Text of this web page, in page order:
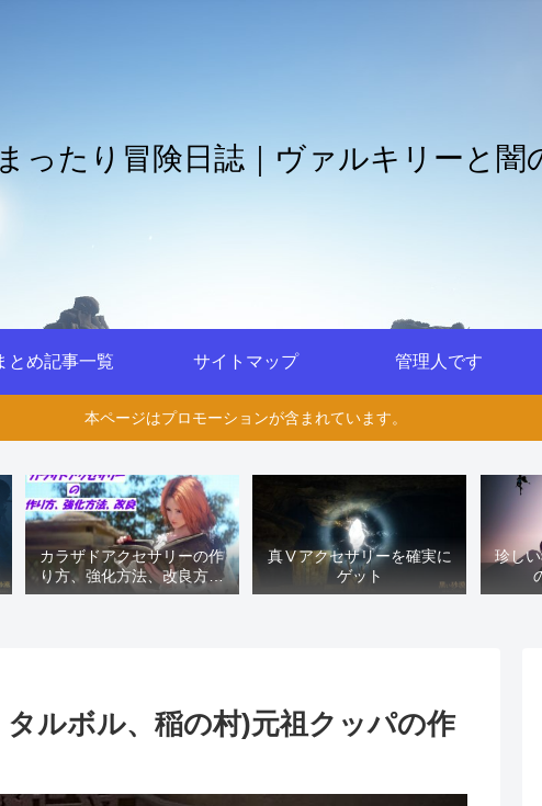
ったり冒険日誌｜ヴァルキリーと闇
とめ記事一覧 サイトマップ 管理人です
本ページはプロモーションが含まれています。
カラザドアクセサリーの作
り方、強化方法、改良方法
などまとめ【黒い砂漠冒険
真Ⅴアクセサリーを確実に
ゲット
珍し
ルボル、稲の村)元祖クッパの作